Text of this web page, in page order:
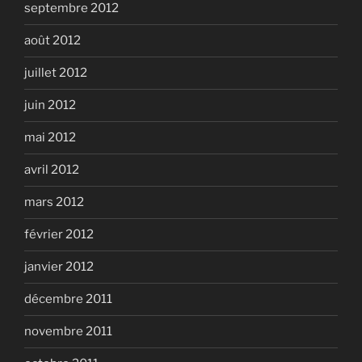
septembre 2012
août 2012
juillet 2012
juin 2012
mai 2012
avril 2012
mars 2012
février 2012
janvier 2012
décembre 2011
novembre 2011